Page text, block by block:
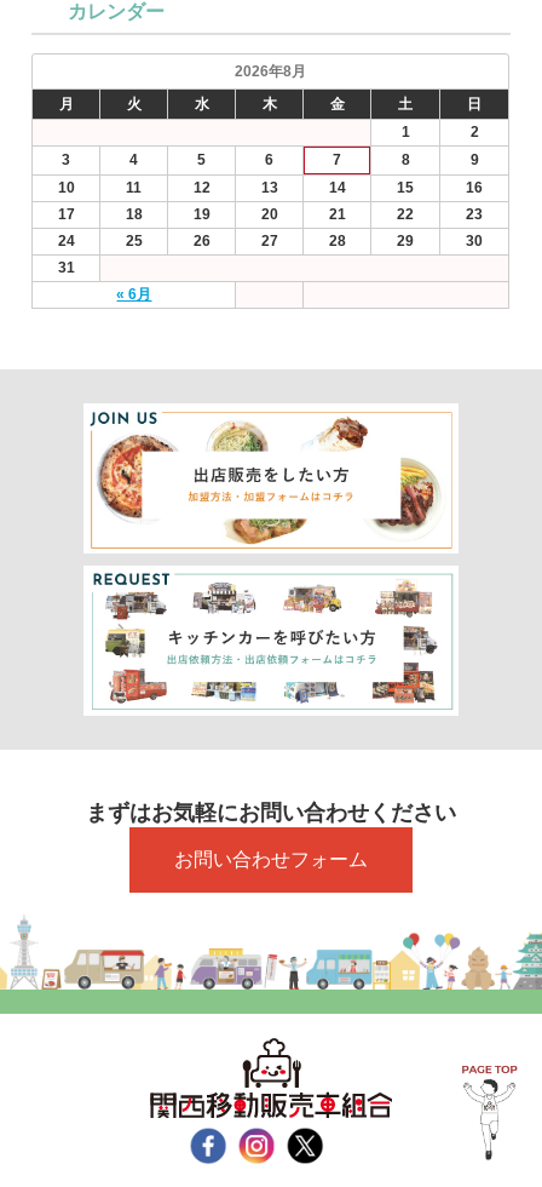
カレンダー
2026年8月
月
火 水 木 金 土 日
« 6月
1
2
3
4 5 6 7 8
9
10
11 12 13 14 15
16
17
18 19 20 21 22
23
24
25 26 27 28 29
30
31
まずはお気軽にお問い合わせください
お問い合わせフォーム